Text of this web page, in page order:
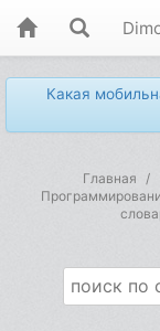
Какая
Главная